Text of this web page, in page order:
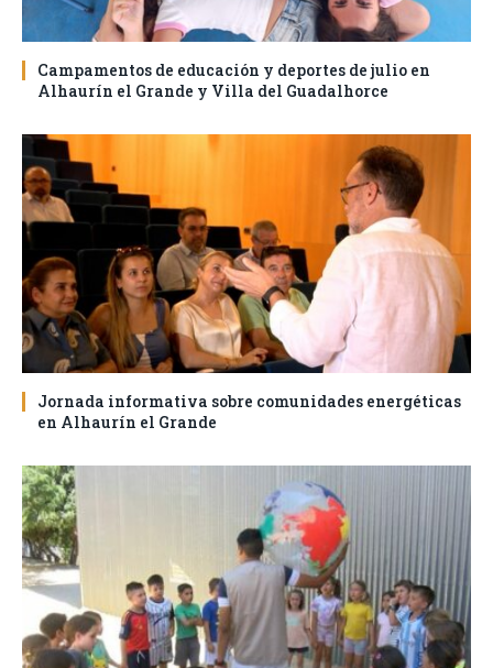
Campamentos de educación y deportes de julio en
Alhaurín el Grande y Villa del Guadalhorce
Jornada informativa sobre comunidades energéticas
en Alhaurín el Grande